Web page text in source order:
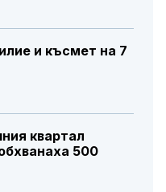
и късмет на 7
квартал
500